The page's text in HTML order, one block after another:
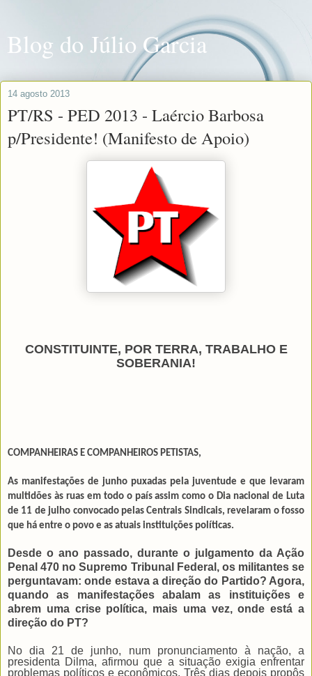
Blog do Júlio Garcia
14 agosto 2013
PT/RS - PED 2013 - Laércio Barbosa
p/Presidente! (Manifesto de Apoio)
CONSTITUINTE, POR TERRA, TRABALHO E
SOBERANIA!
COMPANHEIRAS E COMPANHEIROS PETISTAS,
As manifestações de junho puxadas pela juventude e que levaram
multidões às ruas em todo o país assim como o Dia nacional de Luta
de 11 de julho convocado pelas Centrais Sindicais, revelaram o fosso
que há entre o povo e as atuais insti­tuições políticas.
Desde o ano passado, durante o julgamento da Ação
Penal 470 no Supremo Tribunal Federal, os militantes se
perguntavam: onde estava a direção do Partido? Agora,
quando as manifestações abalam as instituições e
abrem uma crise política, mais uma vez, onde está a
direção do PT?
No dia 21 de junho, num pronunciamento à nação, a
presidenta Dilma, afirmou que a situação exigia enfrentar
problemas políticos e econômicos. Três dias depois propôs